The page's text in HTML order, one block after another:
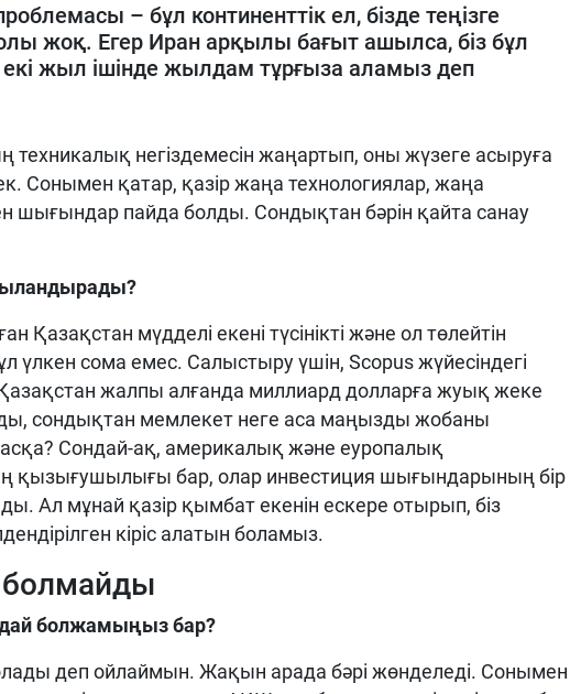
– бұл континенттік ел, бізде теңізге
жоқ. Егер Иран арқылы бағыт ашылса, біз бұл
жыл ішінде жылдам тұрғыза аламыз деп
техникалық негіздемесін жаңартып, оны жүзеге асыруға
Сонымен қатар, қазір жаңа технологиялар, жаңа
шығындар пайда болды. Сондықтан бәрін қайта санау
Қазақстан мүдделі екені түсінікті және ол төлейтін
үлкен сома емес. Салыстыру үшін, Scopus жүйесіндегі
жалпы алғанда миллиард долларға жуық жеке
сондықтан мемлекет неге аса маңызды жобаны
Сондай-ақ, америкалық және еуропалық
қызығушылығы бар, олар инвестиция шығындарының бір
Ал мұнай қазір қымбат екенін ескере отырып, біз
кіріс алатын боламыз.
болжамыңыз бар?
деп ойлаймын. Жақын арада бәрі жөнделеді. Сонымен